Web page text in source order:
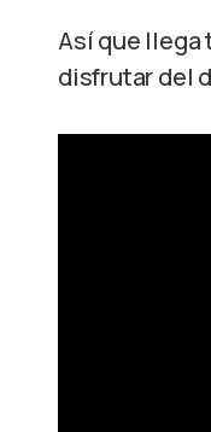
Así que llega
disfrutar del